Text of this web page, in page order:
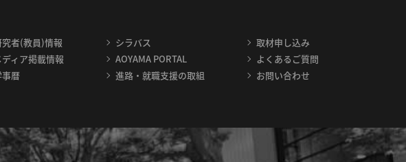
者(教員)情報
ディア掲載情報
事暦
シラバス
AOYAMA PORTAL
進路・就職支援の取組
取材申し込み
よくあるご質問
お問い合わせ